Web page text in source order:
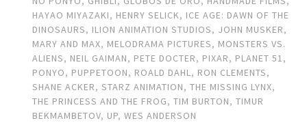
HAYAO MIYAZAKI, HENRY SELICK, ICE AGE: DAWN OF THE
DINOSAURS, ILION ANIMATION STUDIOS, JOHN MUSKER,
MARY AND MAX, MELODRAMA PICTURES, MONSTERS VS.
ALIENS, NEIL GAIMAN, PETE DOCTER, PIXAR, PLANET 51,
PONYO, PUPPETOON, ROALD DAHL, RON CLEMENTS,
SHANE ACKER,STARZ ANIMATION,THE MISSING LYNX,
THE PRINCESS AND THE FROG,TIM BURTON,TIMUR
BEKMAMBETOV, UP,WES ANDERSON